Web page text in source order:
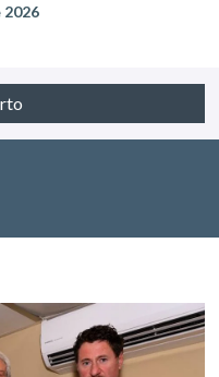
2026